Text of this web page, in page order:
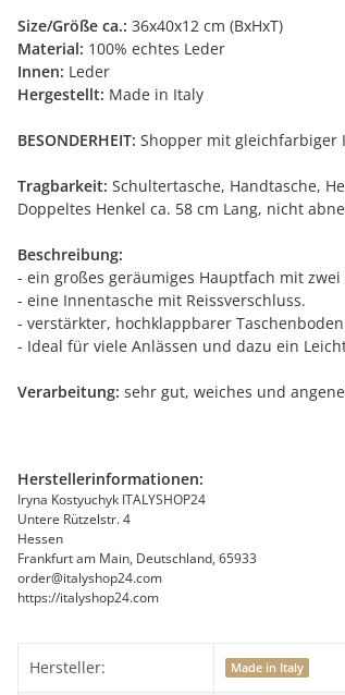
Size/Größe ca.: 36x40x12 cm (BxHxT)
Material: 100% echtes Leder
Innen: Leder
Hergestellt: Made in Italy
BESONDERHEIT: Shopper mit gleichfarbiger
Tragbarkeit: Schultertasche, Handtasche,
Doppeltes Henkel ca. 58 cm Lang, nicht
Beschreibung:
- ein großes geräumiges Hauptfach mit
- eine Innentasche mit Reissverschluss.
- verstärkter, hochklappbarer Taschenboden
- Ideal für viele Anlässen und dazu ein
Verarbeitung: sehr gut, weiches und
Herstellerinformationen:
Iryna Kostyuchyk ITALYSHOP24
Untere Rützelstr. 4
Hessen
Frankfurt am Main, Deutschland, 65933
order@italyshop24.com
https://italyshop24.com
Hersteller: Made in Italy